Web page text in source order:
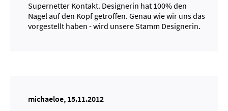
Supernetter Kontakt. Designerin hat 100% den
Nagel auf den Kopf getroffen. Genau wie wir uns das
vorgestellt haben - wird unsere Stamm Designerin.
michaeloe, 15.11.2012